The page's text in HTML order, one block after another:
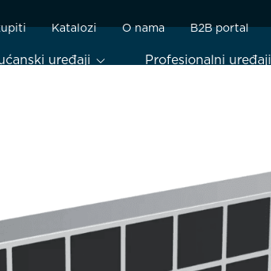
uređaji Profesionalni uređaji
Katalozi O nama B2B portal